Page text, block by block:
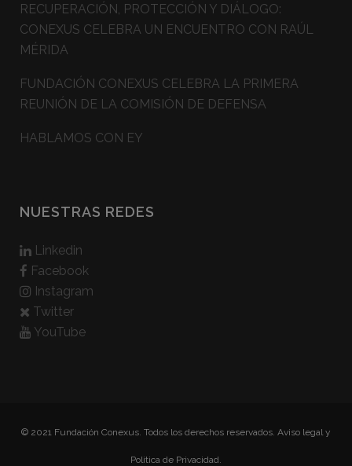
RECUPERACIÓN, PROTECCIÓN Y DIÁLOGO:
CONEXUS CELEBRA UN ENCUENTRO CON RAÚL
MÉRIDA
FUNDACIÓN CONEXUS CELEBRA LA PRIMERA
REUNIÓN DE LA COMISIÓN DE DEFENSA
HABLAMOS CON EY
NUESTRAS REDES
Linkedin
Facebook
Instagram
Twitter
YouTube
© 2021 Fundación Conexus. Todos los derechos reservados. Aviso legal y
Politica de Privacidad.